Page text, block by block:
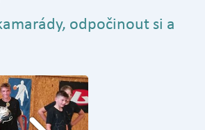
odpočinout si a